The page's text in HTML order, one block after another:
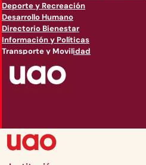
Deporte y Recreación
Desarrollo Humano
Directorio Bienestar
Información y Políticas
Transporte y Movilidad